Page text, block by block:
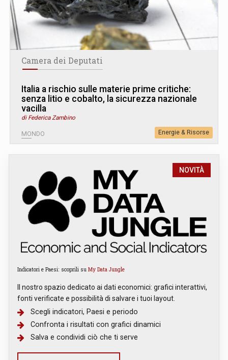
Camera dei Deputati
Italia a rischio sulle materie prime critiche:
senza litio e cobalto, la sicurezza nazionale
vacilla
di Federica Zambino
MONDO Energie & Risorse
NOVITÀ
Indicatori e Paesi: scoprili su My Data Jungle
Il nostro spazio dedicato ai dati economici: grafici interattivi,
fonti verificate e possibilità di salvare i tuoi layout.
Scegli indicatori, Paesi e periodo
Confronta i risultati con grafici dinamici
Salva e condividi ciò che ti serve